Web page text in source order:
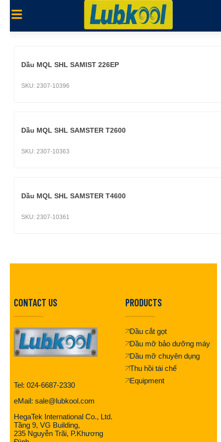
Dầu MQL SHL SAMIST 226EP
SKU: 2307-10396
Dầu MQL SHL SAMSTER T2600
SKU: 2307-10363
Dầu MQL SHL SAMSTER T4600
SKU: 2307-10361
CONTACT US
Tel: 024-6687-2330
eMail: sale@lubkool.com
HegaTek International Co., Ltd.
Tầng 9, VG Building,
235 Nguyễn Trãi, P.Khương
PRODUCTS
Dầu cắt gọt
Dầu mỡ bảo dưỡng máy
Dầu mỡ chuyên dụng
Thu hồi tái chế
Equipment